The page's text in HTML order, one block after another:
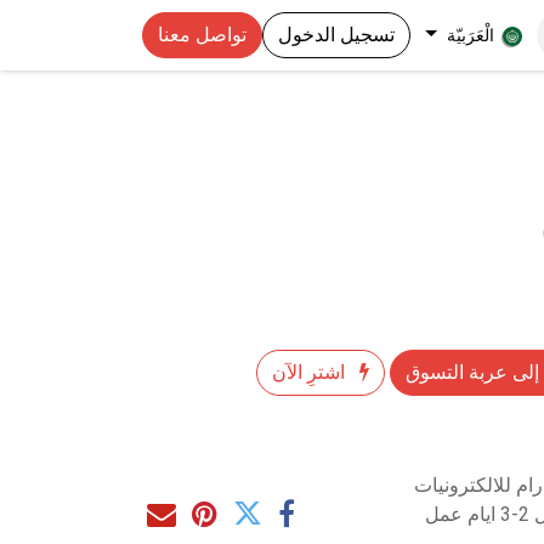
الْعَرَبيّة تسجيل الدخول تواصل معنا
عربة التسوق
اشترِ الآن
للالكترونيات